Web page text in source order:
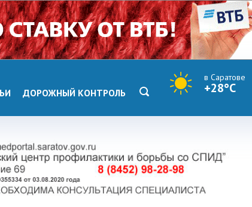
ДОРОЖНЫЙ КОНТРОЛЬ
в Саратове
+28°C